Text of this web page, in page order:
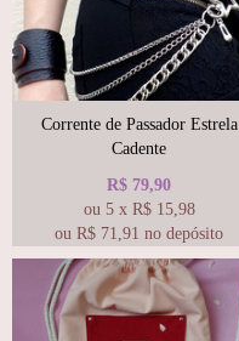
Corrente de Passador Estrela
Cadente
R$ 79,90
ou 5 x R$ 15,98
ou R$ 71,91 no depósito